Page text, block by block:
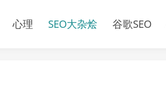
心理 SEO大杂烩 谷歌SEO